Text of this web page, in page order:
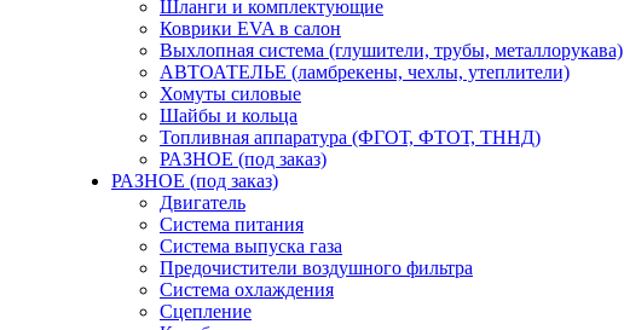
Шланги и комплектующие
Коврики EVA в салон
Выхлопная система (глушители, трубы, металлорукава)
АВТОАТЕЛЬЕ (ламбрекены, чехлы, утеплители)
Хомуты силовые
Шайбы и кольца
Топливная аппаратура (ФГОТ, ФТОТ, ТННД)
РАЗНОЕ (под заказ)
РАЗНОЕ (под заказ)
Двигатель
Система питания
Система выпуска газа
Предочистители воздушного фильтра
Система охлаждения
Сцепление